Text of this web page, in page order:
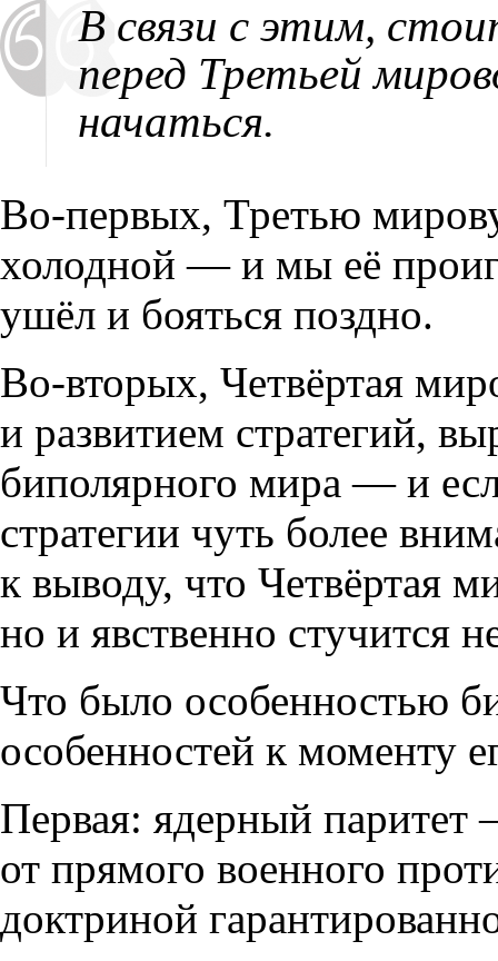
В связи с этим,
перед Третьей
начаться.
Во-первых, Третью
холодной — и мы её
ушёл и бояться поздно.
Во-вторых, Четвёртая
и развитием стратегий,
биполярного мира — и
стратегии чуть более
к выводу, что Четвёртая
но и явственно стучится
Что было особенностью
особенностей к моменту
Первая: ядерный
от прямого военного
доктриной